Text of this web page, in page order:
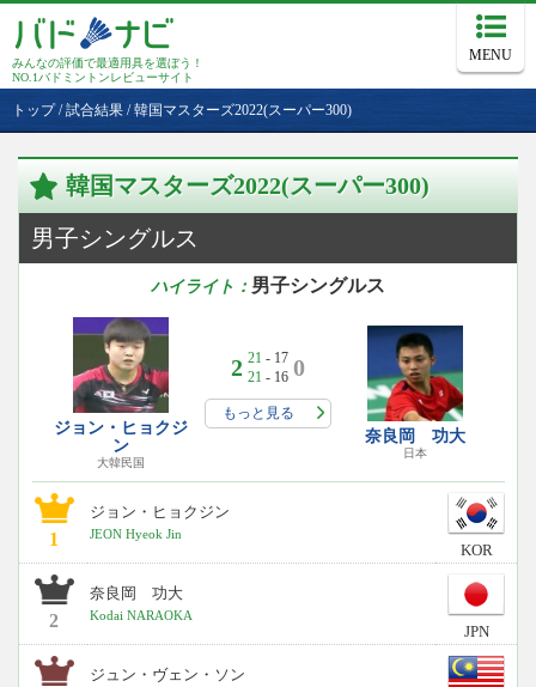
みんなの評価で最適用具を選ぼう！
NO.1バドミントンレビューサイト
MENU
トップ/試合結果 /韓国マスターズ2022(スーパー300)
韓国マスターズ2022(スーパー300)
男子シングルス
ハイライト： 男子シングルス
ジョン・ヒョクジ
ン
大韓民国
2 21 - 17
21 - 16 0
もっと見る
奈良岡 功大
日本
1
ジョン・ヒョクジン
JEON Hyeok Jin
KOR
2
奈良岡 功大
Kodai NARAOKA
JPN
ジュン・ヴェン・ソン